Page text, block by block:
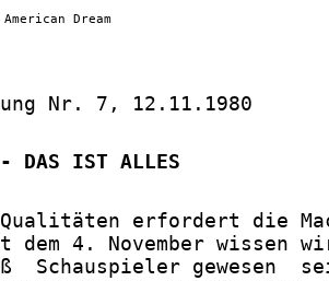
Dream
Nr. 7, 12.11.1980
DAS IST ALLES
erfordert die
dem 4. November wissen
Schauspieler gewesen